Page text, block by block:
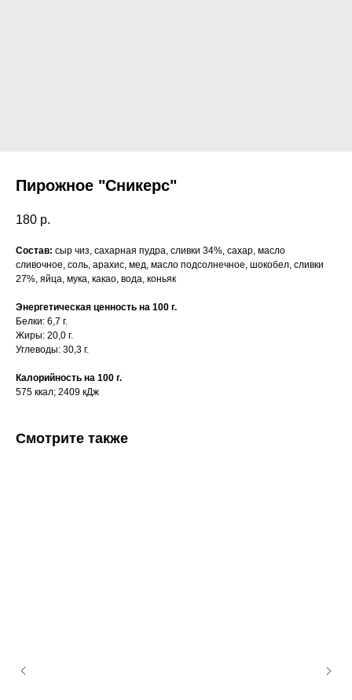
Пирожное "Сникерс"
180 р.
Состав: сыр чиз, сахарная пудра, сливки 34%, сахар, масло
сливочное, соль, арахис, мед, масло подсолнечное, шокобел, сливки
27%, яйца, мука, какао, вода, коньяк
Энергетическая ценность на 100 г.
Белки: 6,7 г.
Жиры: 20,0 г.
Углеводы: 30,3 г.
Калорийность на 100 г.
575 ккал; 2409 кДж
Смотрите также